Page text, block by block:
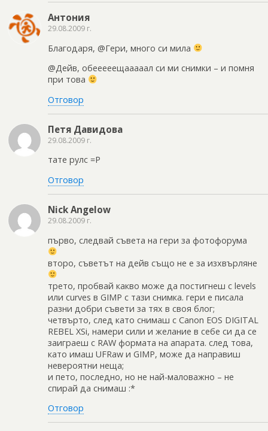
Антония
29.08.2009 г.
Благодаря, @Гери, много си мила
@Дейв, обееееещааааал си ми снимки – и помня
при това
Отговор
Петя Давидова
29.08.2009 г.
тате рулс =Р
Отговор
Nick Angelow
29.08.2009 г.
първо, следвай съвета на гери за фотофорума
второ, съветът на дейв също не е за изхвърляне
трето, пробвай какво може да постигнеш с levels
или curves в GIMP с тази снимка. гери е писала
разни добри съвети за тях в своя блог;
четвърто, след като снимаш с Canon EOS DIGITAL
REBEL XSi, намери сили и желание в себе си да се
заиграеш с RAW формата на апарата. след това,
като имаш UFRaw и GIMP, може да направиш
невероятни неща;
и пето, последно, но не най-маловажно – не
спирай да снимаш :*
Отговор